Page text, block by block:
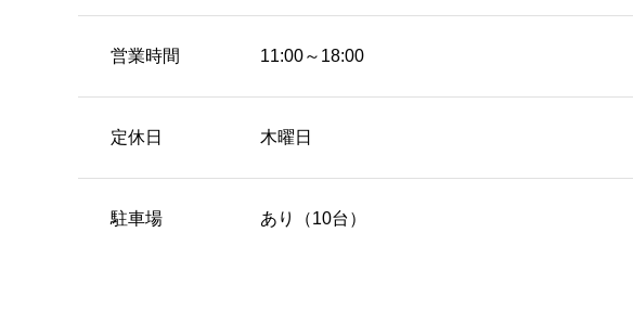
営業時間 11:00～18:00
定休日 木曜日
駐車場 あり（10台）